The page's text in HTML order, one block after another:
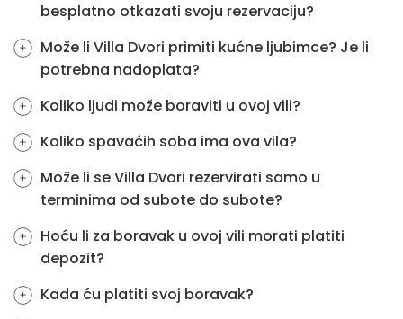
besplatno otkazati svoju rezervaciju?
Može li Villa Dvori primiti kućne ljubimce? Je li
potrebna nadoplata?
Koliko ljudi može boraviti u ovoj vili?
Koliko spavaćih soba ima ova vila?
Može li se Villa Dvori rezervirati samo u
terminima od subote do subote?
Hoću li za boravak u ovoj vili morati platiti
depozit?
Kada ću platiti svoj boravak?